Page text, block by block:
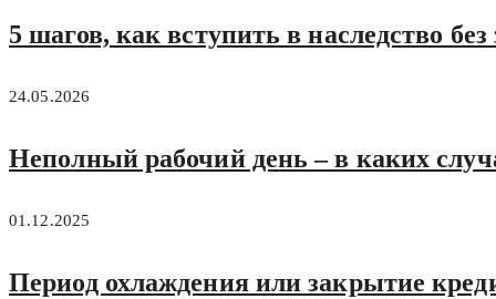
5 шагов, как вступить в наследство
24.05.2026
Неполный рабочий день – в каких
01.12.2025
Период охлаждения или закрытие